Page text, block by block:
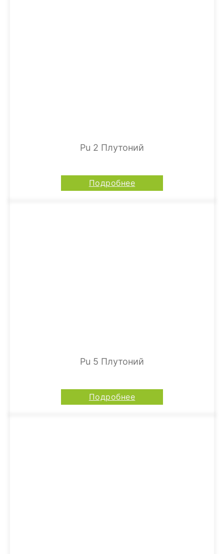
Pu 2 Плутоний
Подробнее
Pu 5 Плутоний
Подробнее